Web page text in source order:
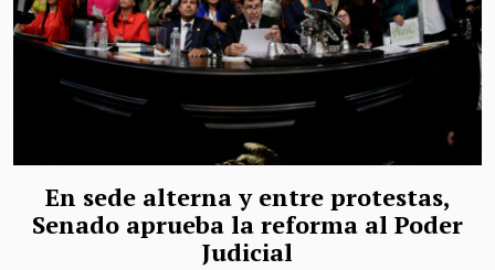
En sede alterna y entre protestas,
Senado aprueba la reforma al Poder
Judicial